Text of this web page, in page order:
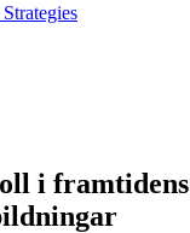
i framtidens